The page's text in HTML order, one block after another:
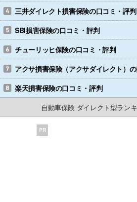
三井ダイレクト損害保険の口コミ・評判
SBI損害保険の口コミ・評判
チューリッヒ保険の口コミ・評判
アクサ損害保険（アクサダイレクト）
楽天損害保険の口コミ・評判
自動車保険 ダイレクト型ラン
PR